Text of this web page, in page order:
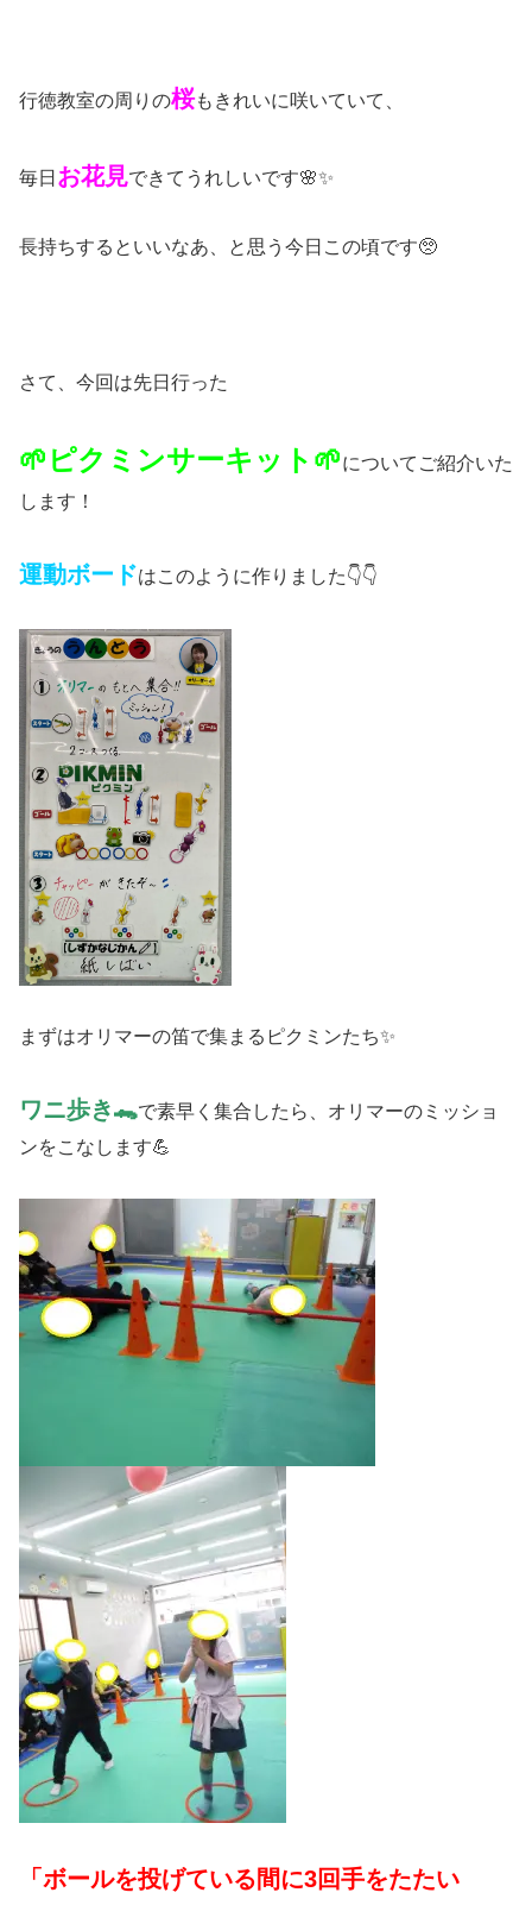
行徳教室の周りの桜もきれいに咲いていて、
毎日 お花見できてうれしいです🌸✨
長持ちするといいなあ、と思う今日この頃です🥺
さて、今回は先日行った
🌱ピクミンサーキット🌱についてご紹介いた
します！
運動ボードはこのように作りました👇👇
まずはオリマーの笛で集まるピクミンたち✨
ワニ歩き🐊で素早く集合したら、オリマーのミッショ
ンをこなします💪
「ボールを投げている間に3回手をたたい